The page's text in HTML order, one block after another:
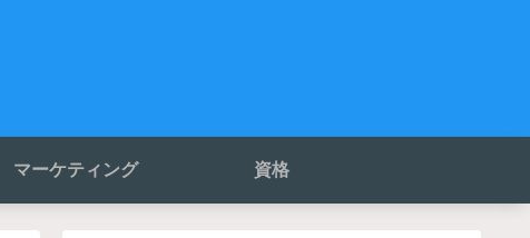
マーケティング 資格